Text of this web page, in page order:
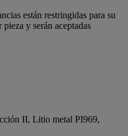
están restringidas para su
y serán aceptadas
II, Litio metal PI969,